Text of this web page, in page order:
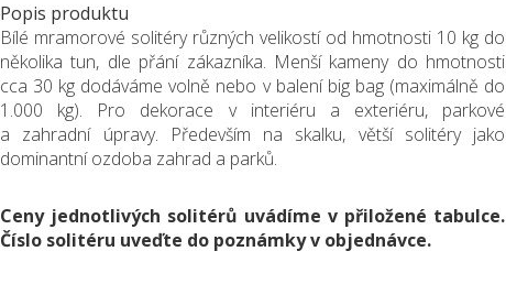
Popis produktu
Bílé mramorové solitéry různých velikostí od hmotnosti 10 kg do
několika tun, dle přání zákazníka. Menší kameny do hmotnosti
cca 30 kg dodáváme volně nebo v balení big bag (maximálně do
1.000 kg). Pro dekorace v interiéru a exteriéru, parkové
a zahradní úpravy. Především na skalku, větší solitéry jako
dominantní ozdoba zahrad a parků.
Ceny jednotlivých solitérů uvádíme v přiložené tabulce.
Číslo solitéru uveďte do poznámky v objednávce.